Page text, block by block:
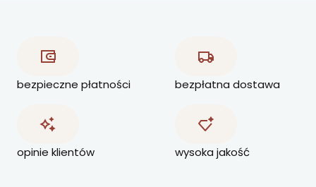
bezpieczne płatności bezpłatna dostawa
opinie klientów wysoka jakość